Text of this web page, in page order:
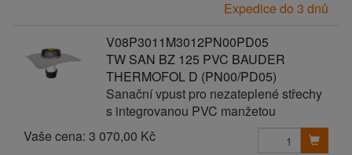
Expedice do 3 dnů
V08P3011M3012PN00PD05
TW SAN BZ 125 PVC BAUDER
THERMOFOL D (PN00/PD05)
Sanační vpust pro nezateplené střechy
s integrovanou PVC manžetou
Vaše cena: 3 070,00 Kč